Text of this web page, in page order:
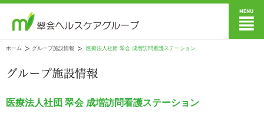
ホーム グループ施設情報 医療法人社団 翠会 成増訪問看護ステーション
医療法人社団 翠会 成増訪問看護ステーション